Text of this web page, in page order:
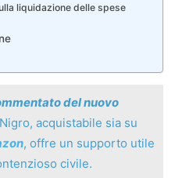
liquidazione delle spese
del nuovo
acquistabile sia su
, offre un supporto utile
civile.